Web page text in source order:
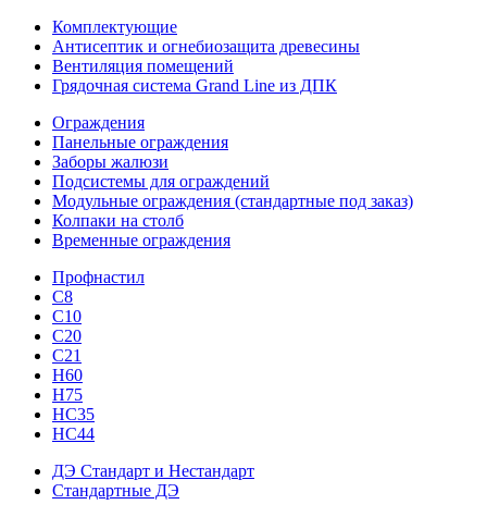
Комплектующие
Антисептик и огнебиозащита древесины
Вентиляция помещений
Грядочная система Grand Line из ДПК
Ограждения
Панельные ограждения
Заборы жалюзи
Подсистемы для ограждений
Модульные ограждения (стандартные под заказ)
Колпаки на столб
Временные ограждения
Профнастил
С8
С10
С20
С21
H60
H75
HС35
НС44
ДЭ Стандарт и Нестандарт
Стандартные ДЭ